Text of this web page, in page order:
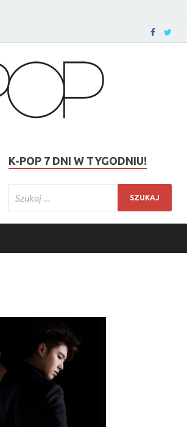
K-POP 7 DNI W TYGODNIU!